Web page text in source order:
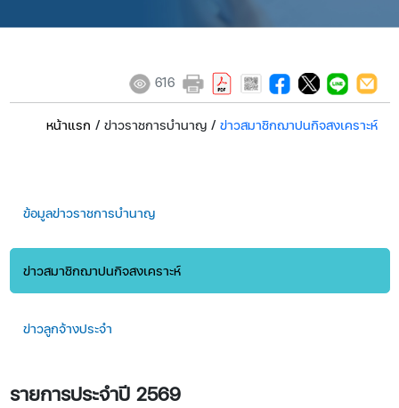
616
หน้าแรก / ข่าวราชการบำนาญ/ ข่าวสมาชิกฌาปนกิจสงเคราะห์​​​​​​​​
ข้อมูลข่าวราชการบำนาญ
ข่าวสมาชิกฌาปนกิจสงเคราะห์​​​​​​​​
ข่าวลูกจ้างประจำ
รายการประจำปี 2569